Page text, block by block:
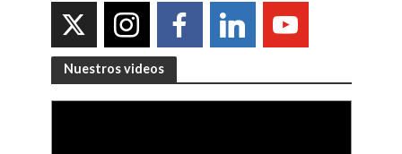
Nuestros videos